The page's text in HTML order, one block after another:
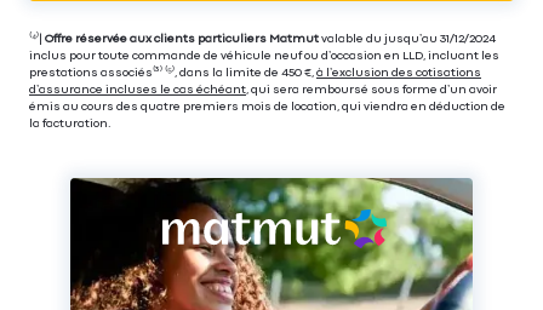
⁽⁴⁾| Offre réservée aux clients particuliers Matmut valable du jusqu’au 31/12/2024
inclus pour toute commande de véhicule neuf ou d’occasion en LLD, incluant les
prestations associés⁽³⁾ ⁽⁵⁾, dans la limite de 450 €, à l’exclusion des cotisations
d’assurance incluses le cas échéant , qui sera remboursé sous forme d’un avoir
émis au cours des quatre premiers mois de location, qui viendra en déduction de
la facturation.